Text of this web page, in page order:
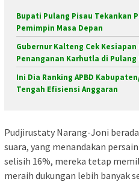
Bupati Pulang Pisau Tekankan
Pemimpin Masa Depan
Gubernur Kalteng Cek
Penanganan Karhutla di Pulang
Ini Dia Ranking APBD
Tengah Efisiensi Anggaran
Pudjirustaty Narang-Joni
suara, yang menandakan
selisih 16%, mereka tetap
meraih dukungan lebih banyak